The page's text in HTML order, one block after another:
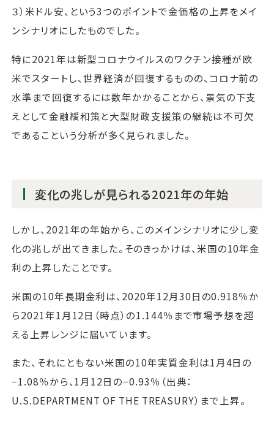
３）米ドル安、という3つのポイントで金価格の上昇をメイ
ンシナリオにしたものでした。
特に2021年は新型コロナウイルスのワクチン接種が欧
米でスタートし、世界経済が回復するものの、コロナ前の
水準まで回復するには数年かかることから、景気の下支
えとして金融緩和策と大型財政支援策の継続は不可欠
であるこという分析が多く見られました。
変化の兆しが見られる2021年の年始
しかし、2021年の年始から、このメインシナリオに少し変
化の兆しが出てきました。そのきっかけは、米国の10年金
利の上昇したことです。
米国の10年長期金利は、2020年12月30日の0.918％か
ら2021年1月12日（時点）の1.144％まで市場予想を超
える上昇レンジに届いています。
また、それにともない米国の10年実質金利は1月4日の
−1.08％から、1月12日の−0.93％（出典：
U.S.DEPARTMENT OF THE TREASURY）まで上昇。